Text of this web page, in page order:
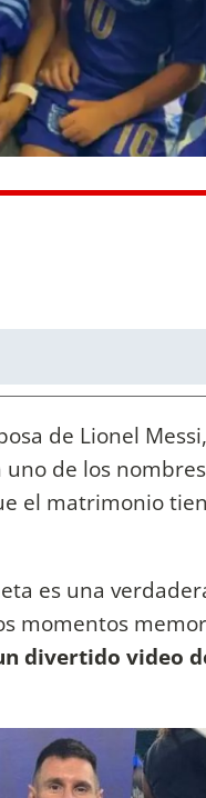
de Lionel
uno de los
el matrimonio
es una
momentos
divertido video